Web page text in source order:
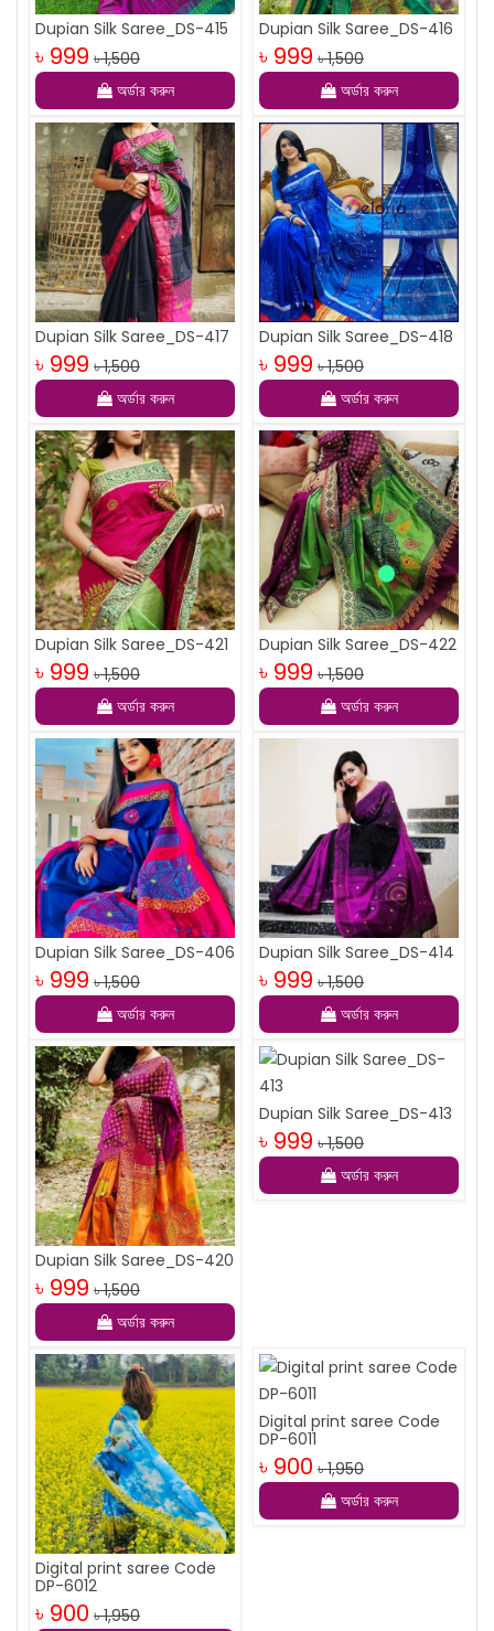
Dupian Silk Saree_DS-415
৳ 999 ৳ 1,500
অর্ডার করুন
Dupian Silk Saree_DS-416
৳ 999 ৳ 1,500
অর্ডার করুন
Dupian Silk Saree_DS-417
৳ 999 ৳ 1,500
অর্ডার করুন
Dupian Silk Saree_DS-418
৳ 999 ৳ 1,500
অর্ডার করুন
Dupian Silk Saree_DS-421
৳ 999 ৳ 1,500
অর্ডার করুন
Dupian Silk Saree_DS-422
৳ 999 ৳ 1,500
অর্ডার করুন
Dupian Silk Saree_DS-406
৳ 999 ৳ 1,500
অর্ডার করুন
Dupian Silk Saree_DS-414
৳ 999 ৳ 1,500
অর্ডার করুন
Dupian Silk Saree_DS-420
৳ 999 ৳ 1,500
অর্ডার করুন
Dupian Silk Saree_DS-413
৳ 999 ৳ 1,500
অর্ডার করুন
Digital print saree Code
DP-6012
৳ 900 ৳ 1,950
Digital print saree Code
DP-6011
৳ 900 ৳ 1,950
অর্ডার করুন